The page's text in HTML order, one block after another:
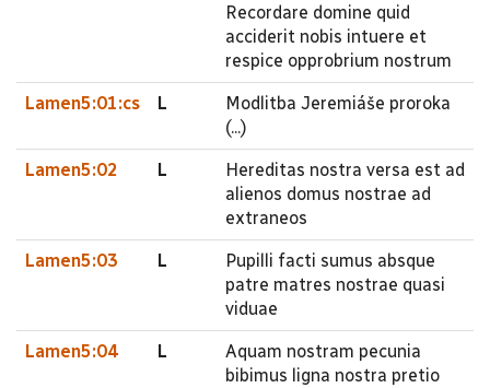
Recordare domine quid
acciderit nobis intuere et
respice opprobrium nostrum
Lamen5:01:cs L
Modlitba Jeremiáše proroka
(...)
Lamen5:02 L
Hereditas nostra versa est ad
alienos domus nostrae ad
extraneos
Lamen5:03 L
Pupilli facti sumus absque
patre matres nostrae quasi
viduae
Lamen5:04 L
Aquam nostram pecunia
bibimus ligna nostra pretio